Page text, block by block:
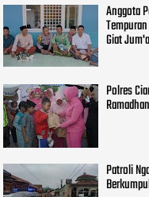
Anggota
Giat
Polres
Patroli